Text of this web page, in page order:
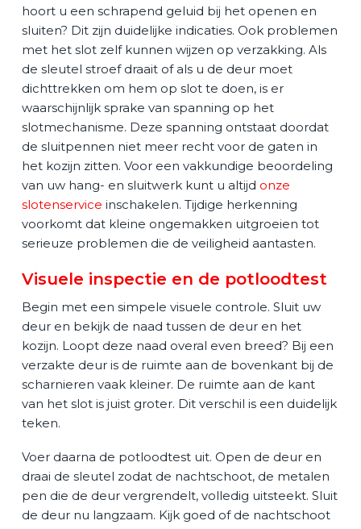
hoort u een schrapend geluid bij het openen en
sluiten? Dit zijn duidelijke indicaties. Ook problemen
met het slot zelf kunnen wijzen op verzakking. Als
de sleutel stroef draait of als u de deur moet
dichttrekken om hem op slot te doen, is er
waarschijnlijk sprake van spanning op het
slotmechanisme. Deze spanning ontstaat doordat
de sluitpennen niet meer recht voor de gaten in
het kozijn zitten. Voor een vakkundige beoordeling
van uw hang- en sluitwerk kunt u altijd onze
slotenservice inschakelen. Tijdige herkenning
voorkomt dat kleine ongemakken uitgroeien tot
serieuze problemen die de veiligheid aantasten.
Visuele inspectie en de potloodtest
Begin met een simpele visuele controle. Sluit uw
deur en bekijk de naad tussen de deur en het
kozijn. Loopt deze naad overal even breed? Bij een
verzakte deur is de ruimte aan de bovenkant bij de
scharnieren vaak kleiner. De ruimte aan de kant
van het slot is juist groter. Dit verschil is een duidelijk
teken.
Voer daarna de potloodtest uit. Open de deur en
draai de sleutel zodat de nachtschoot, de metalen
pen die de deur vergrendelt, volledig uitsteekt. Sluit
de deur nu langzaam. Kijk goed of de nachtschoot